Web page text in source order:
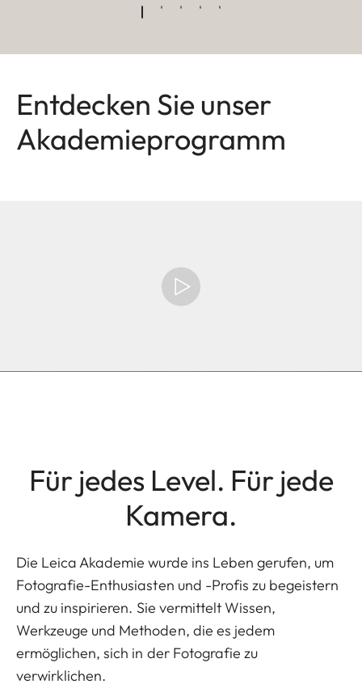
Entdecken Sie unser
Akademieprogramm
Für jedes Level. Für jede
Kamera.
Die Leica Akademie wurde ins Leben gerufen, um
Fotografie-Enthusiasten und -Profis zu begeistern
und zu inspirieren. Sie vermittelt Wissen,
Werkzeuge und Methoden, die es jedem
ermöglichen, sich in der Fotografie zu
verwirklichen.